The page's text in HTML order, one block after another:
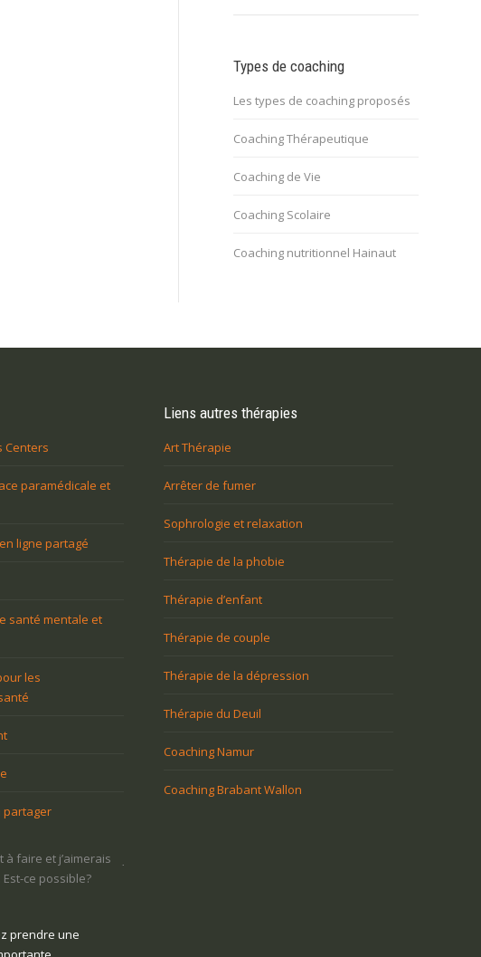
Types de coaching
Les types de coaching proposés
Coaching Thérapeutique
Coaching de Vie
Coaching Scolaire
Coaching nutritionnel Hainaut
Centers
paramédicale et
ligne partagé
santé mentale et
les
partager
Liens autres thérapies
Art Thérapie
Arrêter de fumer
Sophrologie et relaxation
Thérapie de la phobie
Thérapie d’enfant
Thérapie de couple
Thérapie de la dépression
Thérapie du Deuil
Coaching Namur
Coaching Brabant Wallon
pas ce que je veux faire dans
comment retrouver un sens
Vous voulez trouver votre voix